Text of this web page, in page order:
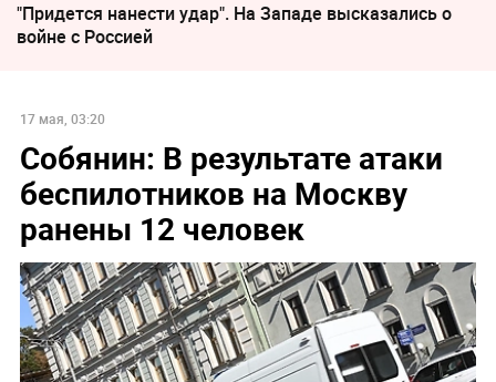
"Придется нанести удар". На Западе высказались о
войне с Россией
17 мая, 03:20
Собянин: В результате атаки
беспилотников на Москву
ранены 12 человек